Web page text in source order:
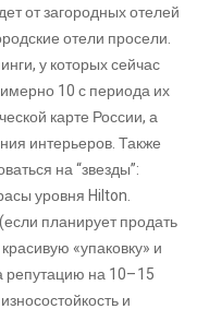
от загородных отелей
отели просели.
у которых сейчас
10 с периода их
карте России, а
интерьеров. Также
на “звезды”:
уровня Hilton.
планирует продать
«упаковку» и
репутацию на 10–15
и